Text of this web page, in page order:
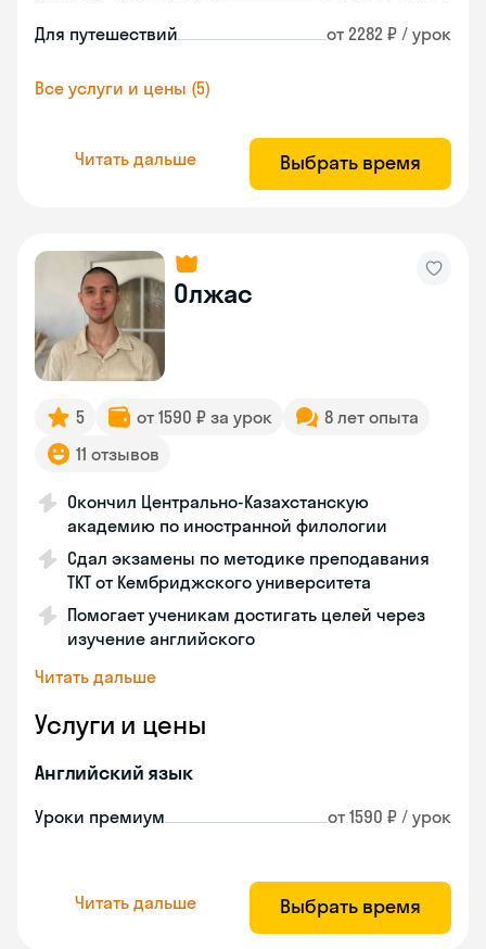
Для путешествий от 2282 ₽ / урок
Все услуги и цены (5)
Читать дальше Выбрать время
Олжас
5 от 1590 ₽ за урок
8 лет опыта
11 отзывов
Окончил Центрально-Казахстанскую
академию по иностранной филологии
Сдал экзамены по методике преподавания
ТКТ от Кембриджского университета
Помогает ученикам достигать целей через
изучение английского
Читать дальше
Услуги и цены
Английский язык
Уроки премиум от 1590 ₽ / урок
Читать дальше Выбрать время